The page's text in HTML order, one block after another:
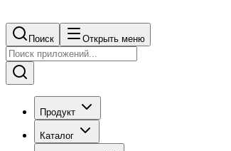
Поиск Открыть меню
Продукт
Каталог